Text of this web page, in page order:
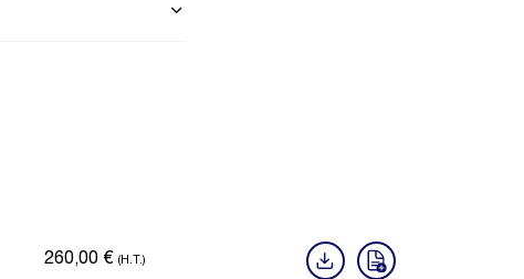
260,00 € (H.T.)